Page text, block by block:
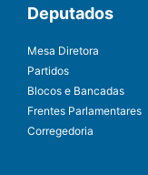
Deputados
Mesa Diretora
Partidos
Blocos e Bancadas
Frentes Parlamentares
Corregedoria